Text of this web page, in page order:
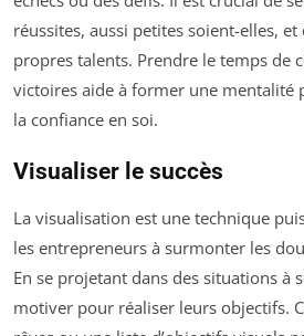
réussites, aussi petites soient-elles,
propres talents. Prendre le temps de
victoires aide à former une mentalité
la confiance en soi.
Visualiser le succès
La visualisation est une technique
les entrepreneurs à surmonter les
En se projetant dans des situations à
motiver pour réaliser leurs objectifs.